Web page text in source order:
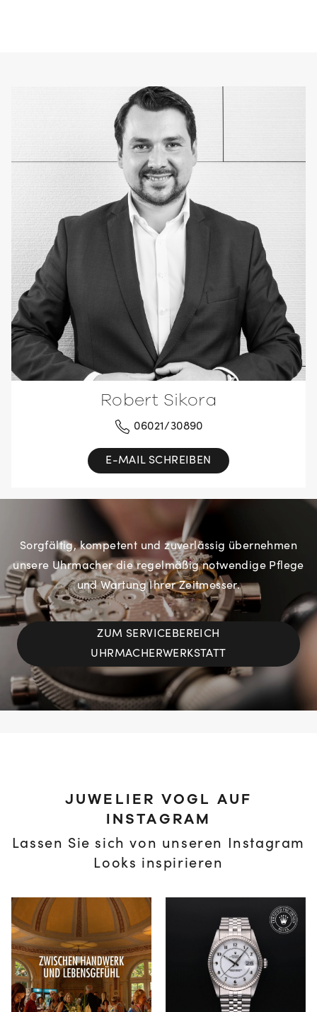
Robert Sikora
06021/30890
E-MAIL SCHREIBEN
Sorgfältig, kompetent und zuverlässig übernehmen
unsere Uhrmacher die regelmäßig notwendige Pflege
und Wartung Ihrer Zeitmesser.
ZUM SERVICEBEREICH
UHRMACHERWERKSTATT
JUWELIER VOGL AUF
INSTAGRAM
Lassen Sie sich von unseren Instagram
Looks inspirieren